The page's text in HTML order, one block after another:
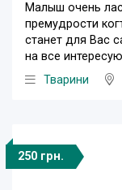
Малыш очень
премудрости
станет для Вас
на все
Тварини
250 грн.